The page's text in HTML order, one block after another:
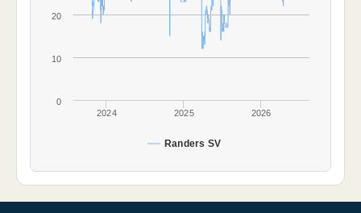
Randers SV
2024 2025 2026
0
10
20